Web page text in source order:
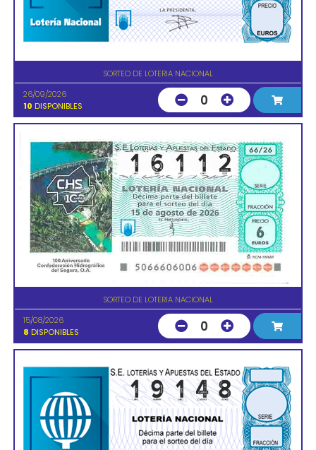
SORTEO DE LOTERIA NACIONAL
26/09/2026
10 DISPONIBLES 0
SORTEO DE LOTERIA NACIONAL
15/08/2026
8 DISPONIBLES 0